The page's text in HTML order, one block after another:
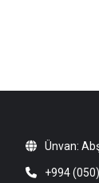
Ünvan:
+994